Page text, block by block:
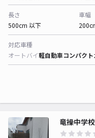
長さ
500cm 以下
車幅
対応車種
オートバイ軽自動車コンパクト
竜操中学